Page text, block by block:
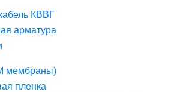
КВВГ
арматура
мембраны)
пленка